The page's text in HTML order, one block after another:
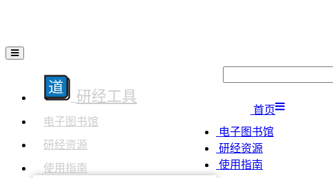
研经工具
电子图书馆
研经资源
使用指南
首页
电子图书馆
研经资源
使用指南